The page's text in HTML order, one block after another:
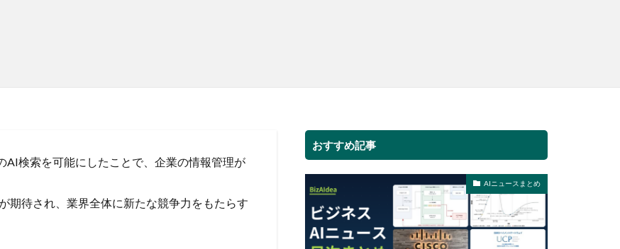
検索を可能にしたことで、企業の情報管理が
期待され、業界全体に新たな競争力をもたらす
おすすめ記事
AIニュースまとめ